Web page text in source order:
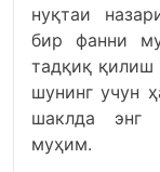
нуқтаи
бир фанни
тадқиқ қилиш
шунинг учун
шаклда энг
муҳим.